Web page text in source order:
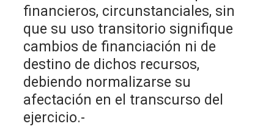
financieros, circunstanciales, sin
que su uso transitorio signifique
cambios de financiación ni de
destino de dichos recursos,
debiendo normalizarse su
afectación en el transcurso del
ejercicio.-